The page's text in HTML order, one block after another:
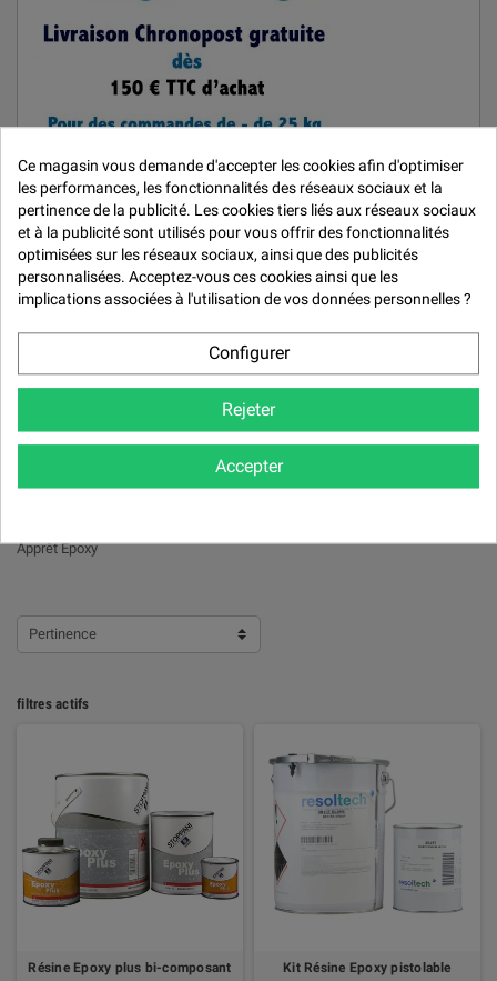
MARQUES
Car Repair System
Quai West 33
APPRÊT EPOXY
Apprêt Epoxy
Pertinence
filtres actifs
Résine Epoxy plus bi-composant
Kit Résine Epoxy pistolable
Ce magasin vous demande d'accepter les cookies afin d'optimiser
les performances, les fonctionnalités des réseaux sociaux et la
pertinence de la publicité. Les cookies tiers liés aux réseaux sociaux
et à la publicité sont utilisés pour vous offrir des fonctionnalités
optimisées sur les réseaux sociaux, ainsi que des publicités
personnalisées. Acceptez-vous ces cookies ainsi que les
implications associées à l'utilisation de vos données personnelles ?
Configurer
Rejeter
Accepter